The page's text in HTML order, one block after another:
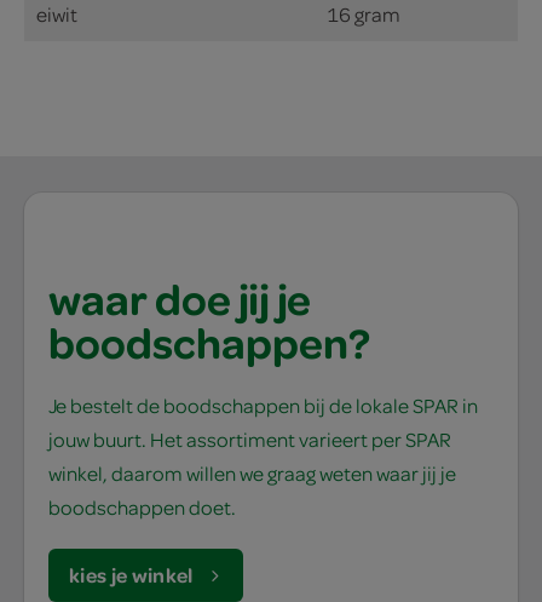
eiwit 16 gram
waar doe jij je
boodschappen?
Je bestelt de boodschappen bij de lokale SPAR in
jouw buurt. Het assortiment varieert per SPAR
winkel, daarom willen we graag weten waar jij je
boodschappen doet.
kies je winkel